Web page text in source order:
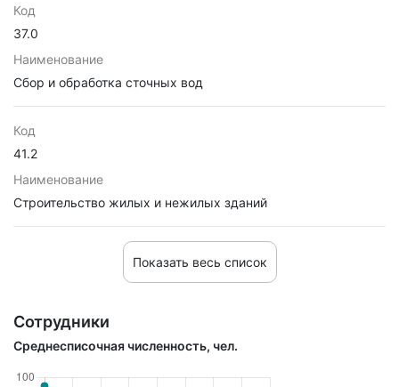
Код
37.0
Наименование
Сбор и обработка сточных вод
Код
41.2
Наименование
Строительство жилых и нежилых зданий
Показать весь список
Сотрудники
Среднесписочная численность, чел.